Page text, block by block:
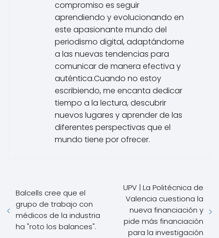
compromiso es seguir
aprendiendo y evolucionando en
este apasionante mundo del
periodismo digital, adaptándome
a las nuevas tendencias para
comunicar de manera efectiva y
auténtica.Cuando no estoy
escribiendo, me encanta dedicar
tiempo a la lectura, descubrir
nuevos lugares y aprender de las
diferentes perspectivas que el
mundo tiene por ofrecer.
Balcells cree que el
grupo de trabajo con
médicos de la industria
ha "roto los balances".
UPV | La Politécnica de
Valencia cuestiona la
nueva financiación y
pide más financiación
para la investigación